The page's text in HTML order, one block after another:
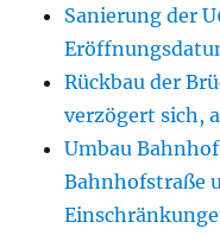
Sanierung der
Rückbau der
verzögert sich,
Umbau
Bahnhofstraße